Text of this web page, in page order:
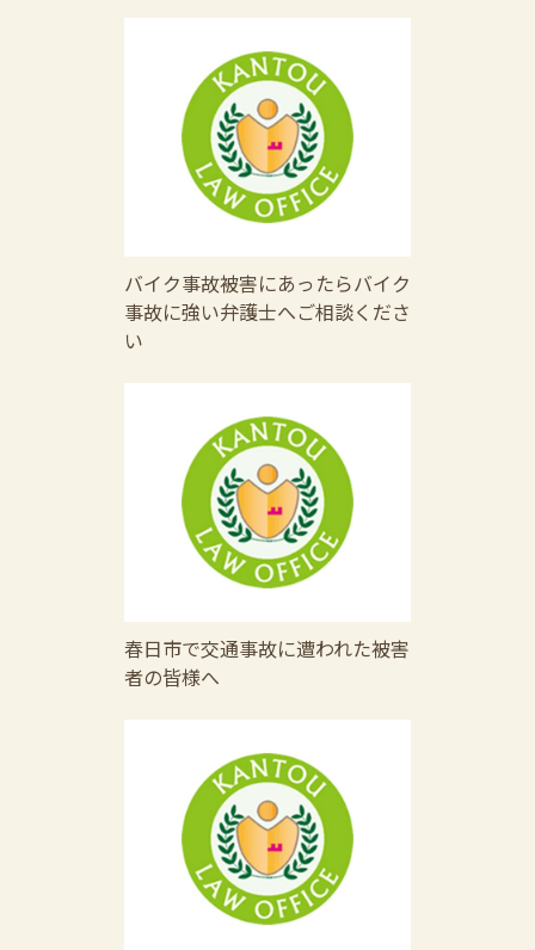
バイク事故被害にあったらバイク
事故に強い弁護士へご相談くださ
い
春日市で交通事故に遭われた被害
者の皆様へ